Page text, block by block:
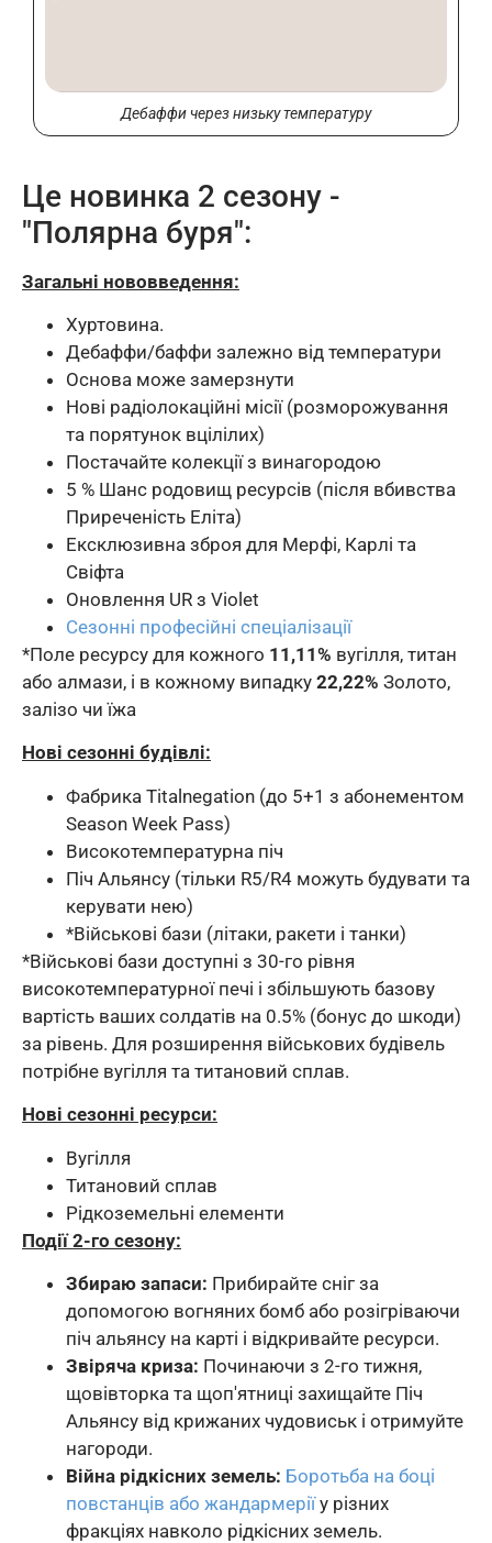
Дебаффи через низьку температуру
Це новинка 2 сезону -
"Полярна буря":
Загальні нововведення:
Хуртовина.
Дебаффи/баффи залежно від температури
Основа може замерзнути
Нові радіолокаційні місії (розморожування
та порятунок вцілілих)
Постачайте колекції з винагородою
5 % Шанс родовищ ресурсів (після вбивства
Приреченість Еліта)
Ексклюзивна зброя для Мерфі, Карлі та
Свіфта
Оновлення UR з Violet
Сезонні професійні спеціалізації
*Поле ресурсу для кожного 11,11% вугілля, титан
або алмази, і в кожному випадку 22,22% Золото,
залізо чи їжа
Нові сезонні будівлі:
Фабрика Titalnegation (до 5+1 з абонементом
Season Week Pass)
Високотемпературна піч
Піч Альянсу (тільки R5/R4 можуть будувати та
керувати нею)
*Військові бази (літаки, ракети і танки)
*Військові бази доступні з 30-го рівня
високотемпературної печі і збільшують базову
вартість ваших солдатів на 0.5% (бонус до шкоди)
за рівень. Для розширення військових будівель
потрібне вугілля та титановий сплав.
Нові сезонні ресурси:
Вугілля
Титановий сплав
Рідкоземельні елементи
Події 2-го сезону:
Збираю запаси: Прибирайте сніг за
допомогою вогняних бомб або розігріваючи
піч альянсу на карті і відкривайте ресурси.
Звіряча криза: Починаючи з 2-го тижня,
щовівторка та щоп'ятниці захищайте Піч
Альянсу від крижаних чудовиськ і отримуйте
нагороди.
Війна рідкісних земель: Боротьба на боці
повстанців або жандармеріїу різних
фракціях навколо рідкісних земель.